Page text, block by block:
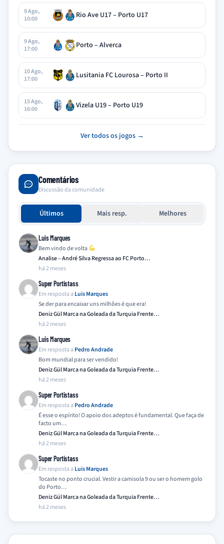
9 Ago,
10:00
Rio Ave U17 – Porto U17
9 Ago,
17:00
Porto – Alverca
10 Ago,
17:00
Lusitania FC Lourosa – Porto II
15 Ago,
16:00
Vizela U19 – Porto U19
Ver todos os jogos →
Comentários
Discussão da comunidade
Últimos Mais resp. Melhores
Luis Marques
Bem vindo de volta
Analise – André Silva Regressa ao FC Porto…
há 2 meses
Super Portistass
Em resposta a Luis Marques
Se der para encaixar uns milhões é que era!
Deniz Gül Marca na Goleada da Turquia Frente…
há 2 meses
Luis Marques
Em resposta a Pedro Andrade
Bom mundial para ser vendido!
Deniz Gül Marca na Goleada da Turquia Frente…
há 2 meses
Super Portistass
Em resposta a Pedro Andrade
É esse o espírito! O apoio dos adeptos é fundamental. Que faça de
facto um…
Deniz Gül Marca na Goleada da Turquia Frente…
há 2 meses
Super Portistass
Em resposta a Luis Marques
Tocaste no ponto crucial. Vestir a camisola 9 ou ser o homem golo
do Porto…
Deniz Gül Marca na Goleada da Turquia Frente…
há 2 meses